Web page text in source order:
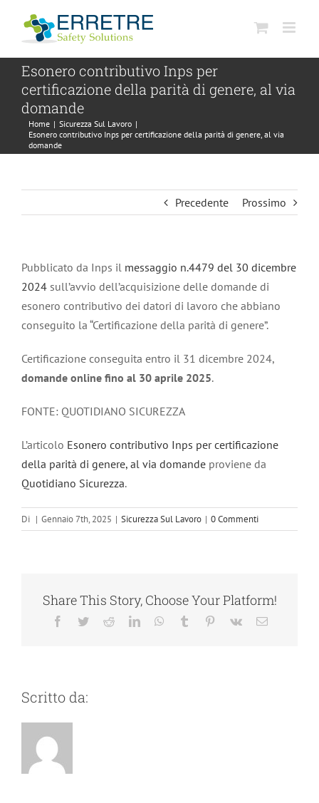
contenuto
Esonero contributivo Inps per
certificazione della parità di genere, al via
domande
Home | Sicurezza Sul Lavoro |
Esonero contributivo Inps per certificazione della parità di genere, al via
domande
Precedente Prossimo
Pubblicato da Inps il messaggio n.4479 del 30 dicembre
2024 sull’avvio dell’acquisizione delle domande di
esonero contributivo dei datori di lavoro che abbiano
conseguito la “Certificazione della parità di genere”.
Certificazione conseguita entro il 31 dicembre 2024,
domande online fino al 30 aprile 2025.
FONTE: QUOTIDIANO SICUREZZA
L’articolo Esonero contributivo Inps per certificazione
della parità di genere, al via domande proviene da
Quotidiano Sicurezza.
Di | Gennaio 7th, 2025 | Sicurezza Sul Lavoro | 0 Commenti
Share This Story, Choose Your Platform!
Facebook
TwitterRedditLinkedInWhatsApp
Tumblr Pinterest
Vk Email
Scritto da: